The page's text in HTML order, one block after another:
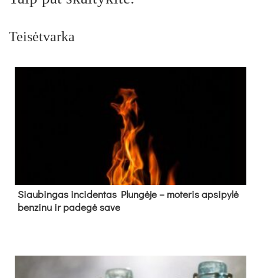
Teisėtvarka
Siau­bin­gas in­ci­den­tas Plun­gė­je – mo­te­ris ap­si­py­lė
ben­zi­nu ir pa­de­gė sa­ve